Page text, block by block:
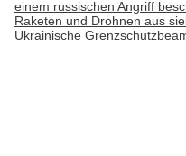
einem russischen Angriff
Raketen und Drohnen aus
Ukrainische